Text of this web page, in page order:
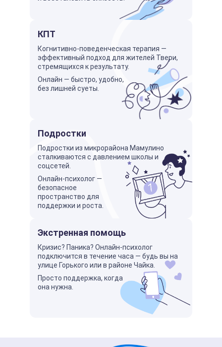
КПТ
Когнитивно-поведенческая терапия —
эффективный подход для жителей Твери,
стремящихся к результату.
Онлайн — быстро, удобно,
без лишней суеты.
Подростки
Подростки из микрорайона Мамулино
сталкиваются с давлением школы и
соцсетей.
Онлайн-психолог —
безопасное
пространство для
поддержки и роста.
Экстренная помощь
Кризис? Паника? Онлайн-психолог
подключится в течение часа — будь вы на
улице Горького или в районе Чайка.
Просто поддержка, когда
она нужна.